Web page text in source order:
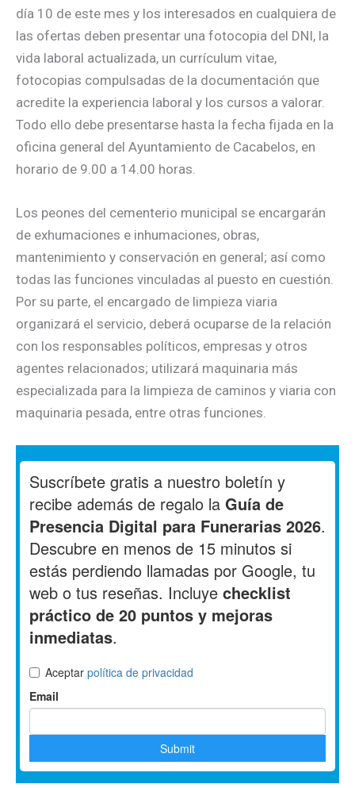
día 10 de este mes y los interesados en cualquiera de
las ofertas deben presentar una fotocopia del DNI, la
vida laboral actualizada, un currículum vitae,
fotocopias compulsadas de la documentación que
acredite la experiencia laboral y los cursos a valorar.
Todo ello debe presentarse hasta la fecha fijada en la
oficina general del Ayuntamiento de Cacabelos, en
horario de 9.00 a 14.00 horas.
Los peones del cementerio municipal se encargarán
de exhumaciones e inhumaciones, obras,
mantenimiento y conservación en general; así como
todas las funciones vinculadas al puesto en cuestión.
Por su parte, el encargado de limpieza viaria
organizará el servicio, deberá ocuparse de la relación
con los responsables políticos, empresas y otros
agentes relacionados; utilizará maquinaria más
especializada para la limpieza de caminos y viaria con
maquinaria pesada, entre otras funciones.